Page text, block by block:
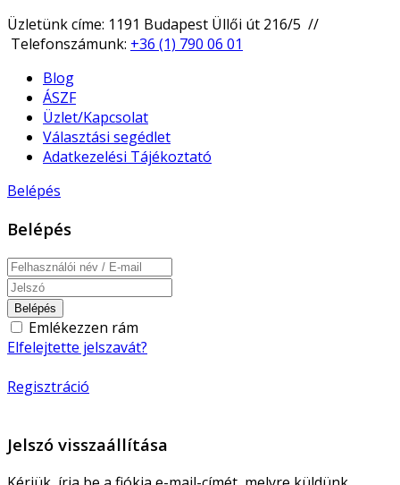
Üzletünk címe: 1191 Budapest Üllői út 216/5 //
Telefonszámunk: +36 (1) 790 06 01
Blog
ÁSZF
Üzlet/Kapcsolat
Választási segédlet
Adatkezelési Tájékoztató
Belépés
Belépés
Belépés
Emlékezzen rám
Elfelejtette jelszavát?
Regisztráció
Jelszó visszaállítása